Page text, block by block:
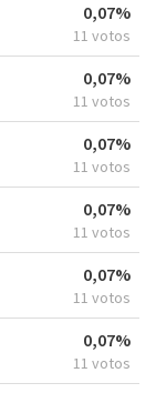
0,07%
11 votos
0,07%
11 votos
0,07%
11 votos
0,07%
11 votos
0,07%
11 votos
0,07%
11 votos